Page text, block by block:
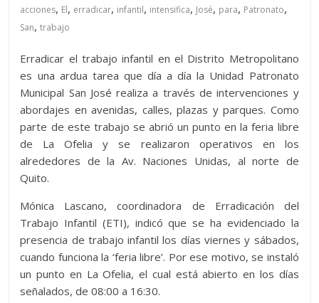
acciones, El, erradicar, infantil, intensifica, José, para, Patronato,
San,trabajo
Erradicar el trabajo infantil en el Distrito Metropolitano
es una ardua tarea que día a día la Unidad Patronato
Municipal San José realiza a través de intervenciones y
abordajes en avenidas, calles, plazas y parques. Como
parte de este trabajo se abrió un punto en la feria libre
de La Ofelia y se realizaron operativos en los
alrededores de la Av. Naciones Unidas, al norte de
Quito.
Mónica Lascano, coordinadora de Erradicación del
Trabajo Infantil (ETI), indicó que se ha evidenciado la
presencia de trabajo infantil los días viernes y sábados,
cuando funciona la ‘feria libre’. Por ese motivo, se instaló
un punto en La Ofelia, el cual está abierto en los días
señalados, de 08:00 a 16:30.